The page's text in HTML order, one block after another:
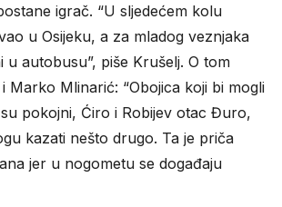
igrač. “U sljedećem kolu
u Osijeku, a za mladog veznjaka
u autobusu”, piše Krušelj. O tom
Marko Mlinarić: “Obojica koji bi mogli
pokojni, Ćiro i Robijev otac Đuro,
kazati nešto drugo. Ta je priča
jer u nogometu se događaju